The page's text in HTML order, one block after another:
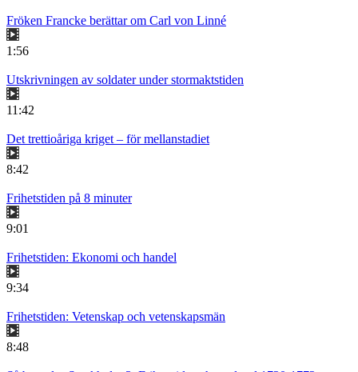
Fröken Francke berättar om Carl von Linné
1:56
Utskrivningen av soldater under stormaktstiden
11:42
Det trettioåriga kriget – för mellanstadiet
8:42
Frihetstiden på 8 minuter
9:01
Frihetstiden: Ekonomi och handel
9:34
Frihetstiden: Vetenskap och vetenskapsmän
8:48